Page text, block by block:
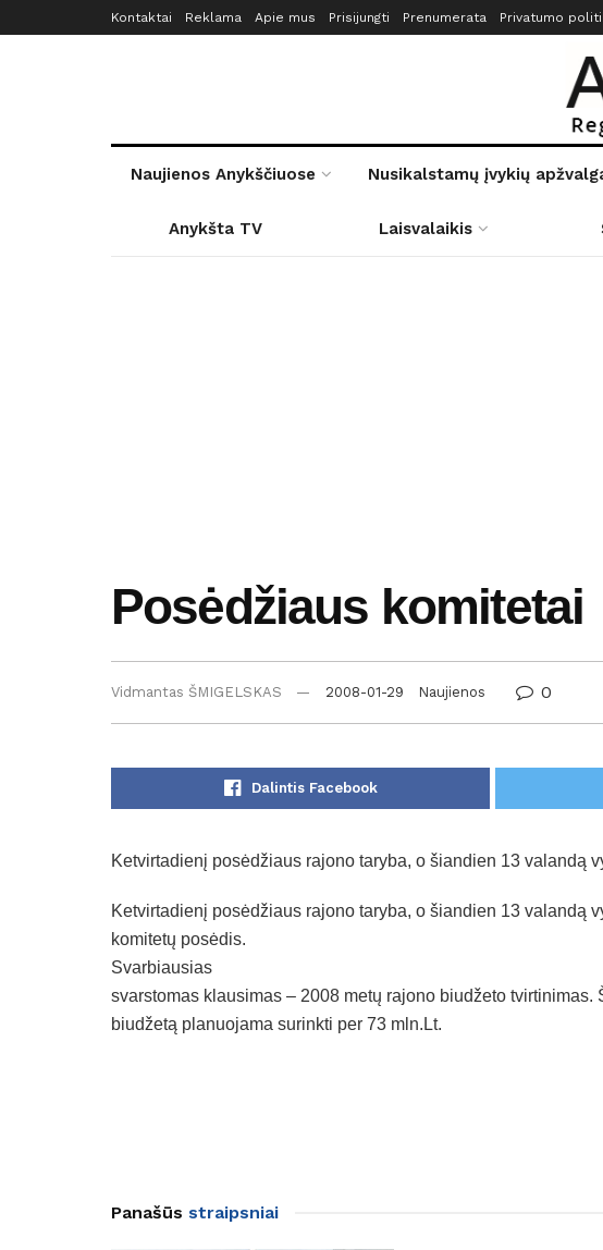
Kontaktai Reklama Apie mus Prisijungti Prenumerata Privatumo
Naujienos Anykščiuose Nusikalstamų įvykių
Anykšta TV Laisvalaikis
Posėdžiaus komitetai
Vidmantas ŠMIGELSKAS 2008-01-29 Naujienos 0
Dalintis Facebook
Ketvirtadienį posėdžiaus rajono taryba, o šiandien 13 valandą
Ketvirtadienį posėdžiaus rajono taryba, o šiandien 13 valandą
komitetų posėdis.
Svarbiausias
svarstomas klausimas – 2008 metų rajono biudžeto tvirtinimas.
biudžetą planuojama surinkti per 73 mln.Lt.
Panašūs straipsniai